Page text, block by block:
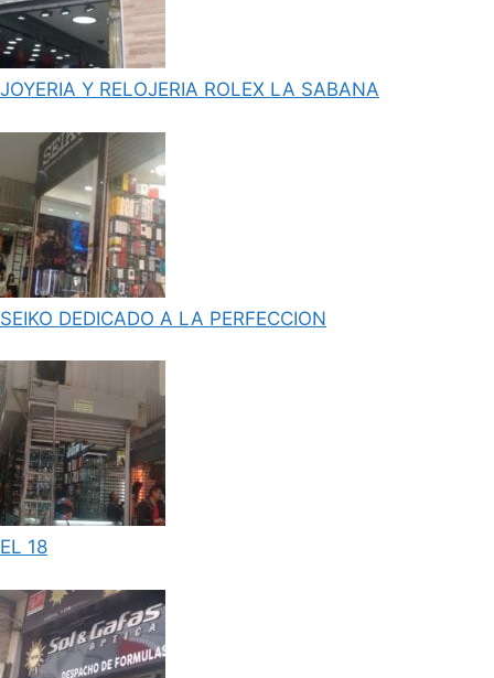
JOYERIA Y RELOJERIA ROLEX LA SABANA
SEIKO DEDICADO A LA PERFECCION
EL 18